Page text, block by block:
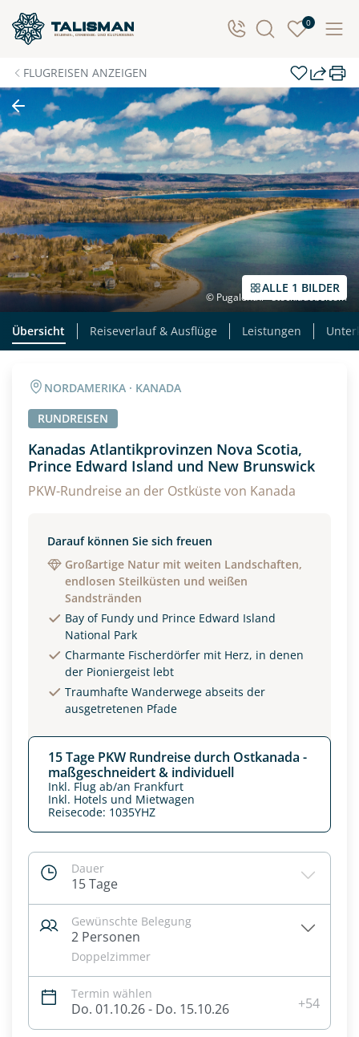
0
FLUGREISEN ANZEIGEN
ALLE 1 BILDER
© Pugalenthi - stock.adobe.com
Übersicht Reiseverlauf & Ausflüge Leistungen
NORDAMERIKA · KANADA
RUNDREISEN
Kanadas Atlantikprovinzen Nova Scotia,
Prince Edward Island und New Brunswick
PKW-Rundreise an der Ostküste von Kanada
Darauf können Sie sich freuen
Großartige Natur mit weiten Landschaften,
endlosen Steilküsten und weißen
Sandstränden
Bay of Fundy und Prince Edward Island
National Park
Charmante Fischerdörfer mit Herz, in denen
der Pioniergeist lebt
Traumhafte Wanderwege abseits der
ausgetretenen Pfade
15 Tage PKW Rundreise durch Ostkanada -
maßgeschneidert & individuell
Inkl. Flug ab/an Frankfurt
Inkl. Hotels und Mietwagen
Reisecode: 1035YHZ
Dauer
15 Tage
Gewünschte Belegung
2 Personen
Doppelzimmer
Termin wählen
Do. 01.10.26 - Do. 15.10.26 +54